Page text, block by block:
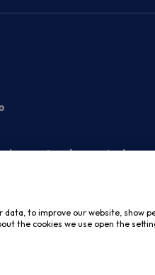
ad operatori
to improve our website, show
the cookies we use open the